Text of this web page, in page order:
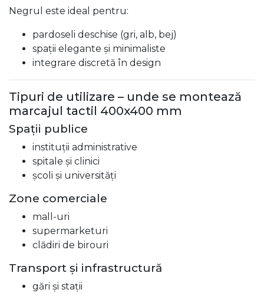
Negrul este ideal pentru:
pardoseli deschise (gri, alb, bej)
spații elegante și minimaliste
integrare discretă în design
Tipuri de utilizare – unde se montează
marcajul tactil 400x400 mm
Spații publice
instituții administrative
spitale și clinici
școli și universități
Zone comerciale
mall-uri
supermarketuri
clădiri de birouri
Transport și infrastructură
gări și stații